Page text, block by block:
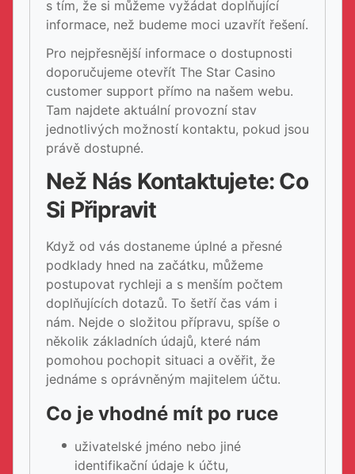
s tím, že si můžeme vyžádat doplňující
informace, než budeme moci uzavřít řešení.
Pro nejpřesnější informace o dostupnosti
doporučujeme otevřít The Star Casino
customer support přímo na našem webu.
Tam najdete aktuální provozní stav
jednotlivých možností kontaktu, pokud jsou
právě dostupné.
Než Nás Kontaktujete: Co
Si Připravit
Když od vás dostaneme úplné a přesné
podklady hned na začátku, můžeme
postupovat rychleji a s menším počtem
doplňujících dotazů. To šetří čas vám i
nám. Nejde o složitou přípravu, spíše o
několik základních údajů, které nám
pomohou pochopit situaci a ověřit, že
jednáme s oprávněným majitelem účtu.
Co je vhodné mít po ruce
uživatelské jméno nebo jiné
identifikační údaje k účtu,